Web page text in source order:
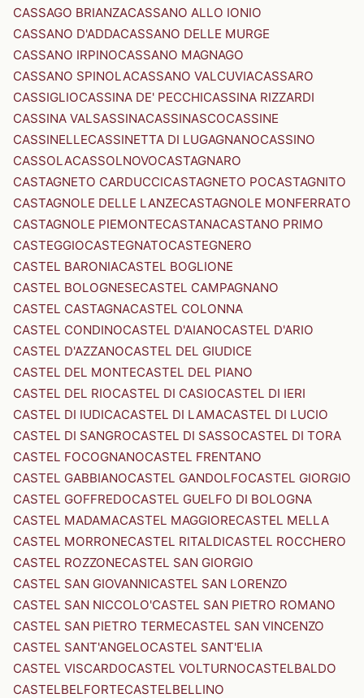
CASSAGO BRIANZACASSANO ALLO IONIO
CASSANO D'ADDACASSANO DELLE MURGE
CASSANO IRPINOCASSANO MAGNAGO
CASSANO SPINOLACASSANO VALCUVIACASSARO
CASSIGLIOCASSINA DE' PECCHICASSINA RIZZARDI
CASSINA VALSASSINACASSINASCOCASSINE
CASSINELLECASSINETTA DI LUGAGNANOCASSINO
CASSOLACASSOLNOVOCASTAGNARO
CASTAGNETO CARDUCCICASTAGNETO POCASTAGNITO
CASTAGNOLE DELLE LANZECASTAGNOLE MONFERRATO
CASTAGNOLE PIEMONTECASTANACASTANO PRIMO
CASTEGGIOCASTEGNATOCASTEGNERO
CASTEL BARONIACASTEL BOGLIONE
CASTEL BOLOGNESECASTEL CAMPAGNANO
CASTEL CASTAGNACASTEL COLONNA
CASTEL CONDINOCASTEL D'AIANOCASTEL D'ARIO
CASTEL D'AZZANOCASTEL DEL GIUDICE
CASTEL DEL MONTECASTEL DEL PIANO
CASTEL DEL RIOCASTEL DI CASIOCASTEL DI IERI
CASTEL DI IUDICACASTEL DI LAMACASTEL DI LUCIO
CASTEL DI SANGROCASTEL DI SASSOCASTEL DI TORA
CASTEL FOCOGNANOCASTEL FRENTANO
CASTEL GABBIANOCASTEL GANDOLFOCASTEL GIORGIO
CASTEL GOFFREDOCASTEL GUELFO DI BOLOGNA
CASTEL MADAMACASTEL MAGGIORECASTEL MELLA
CASTEL MORRONECASTEL RITALDICASTEL ROCCHERO
CASTEL ROZZONECASTEL SAN GIORGIO
CASTEL SAN GIOVANNICASTEL SAN LORENZO
CASTEL SAN NICCOLO'CASTEL SAN PIETRO ROMANO
CASTEL SAN PIETRO TERMECASTEL SAN VINCENZO
CASTEL SANT'ANGELOCASTEL SANT'ELIA
CASTEL VISCARDOCASTEL VOLTURNOCASTELBALDO
CASTELBELFORTECASTELBELLINO